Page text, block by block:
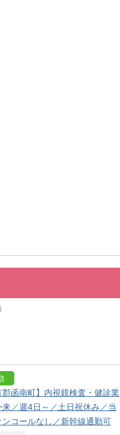
郡函南町】内視鏡検査・健診業
来／週4日～／土日祝休み／当
ンコールなし／新幹線通勤可